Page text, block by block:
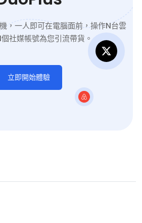
，一人即可在電腦面前，操作N台雲
社媒帳號為您引流帶貨。
立即開始體驗